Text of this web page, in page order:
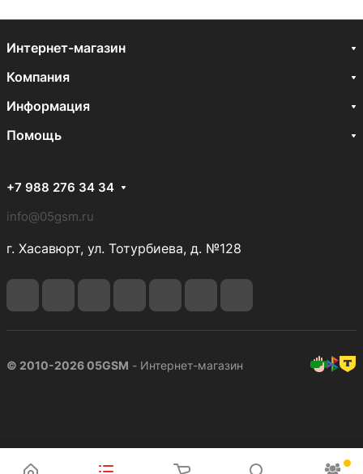
Интернет-магазин
Компания
Информация
Помощь
+7 988 276 34 34
info@05gsm.ru
г. Хасавюрт, ул. Тотурбиева, д. №128
© 2010-2026 05GSM - Интернет-магазин